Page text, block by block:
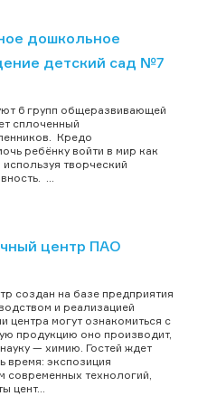
дошкольное
детский сад №7
6 групп общеразвивающей
сплоченный
Кредо
ребёнку войти в мир как
творческий
...
центр ПАО
создан на базе предприятия
и реализацией
центра могут ознакомиться с
продукцию оно производит,
— химию. Гостей ждет
время: экспозиция
современных технологий,
цент...